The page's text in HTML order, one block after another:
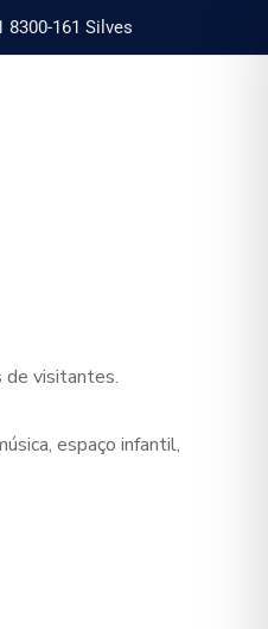
8300-161 Silves
de visitantes.
espaço infantil,